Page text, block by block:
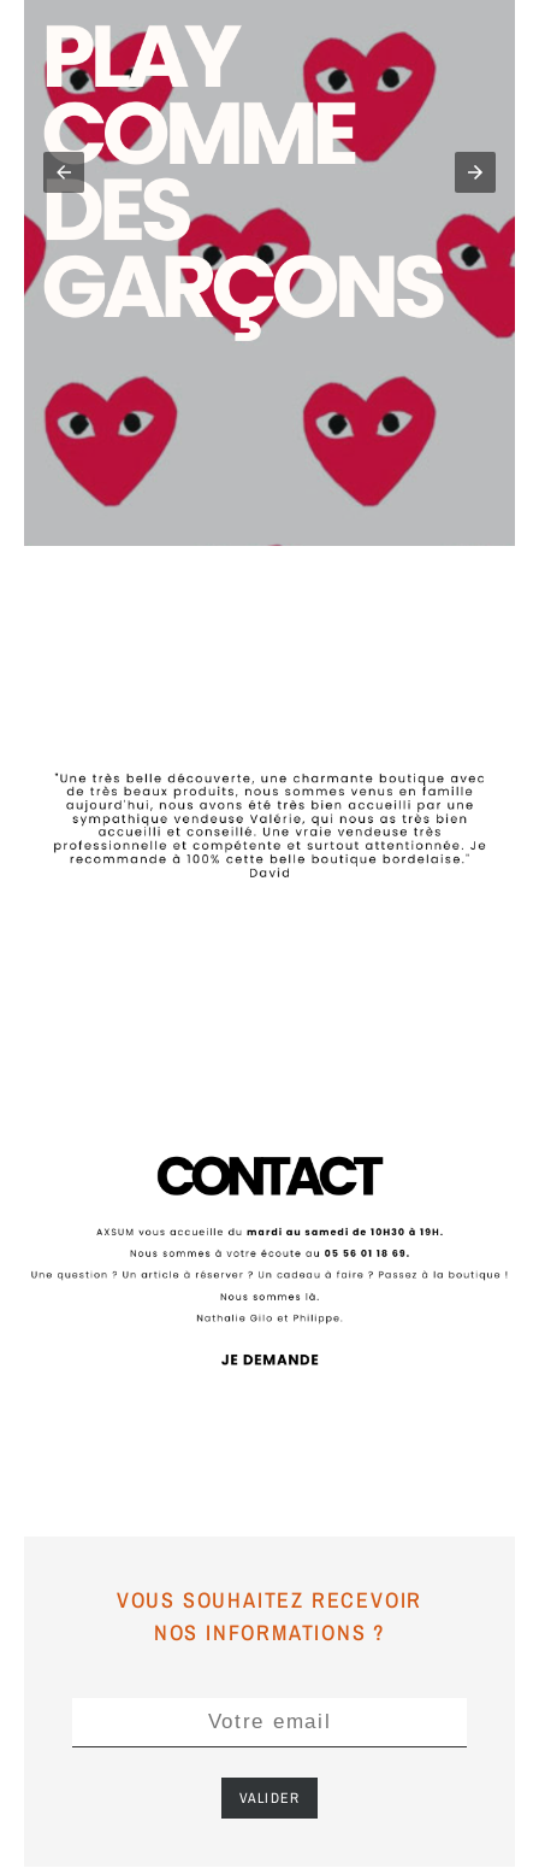
VOUS SOUHAITEZ RECEVOIR
NOS INFORMATIONS ?